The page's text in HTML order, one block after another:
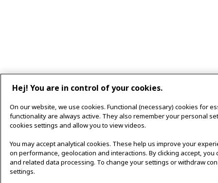
Hej! You are in control of your cookies.
On our website, we use cookies. Functional (necessary) cookies for
functionality are always active. They also remember your personal
cookies settings and allow you to view videos.
You may accept analytical cookies. These help us improve your
on performance, geolocation and interactions. By clicking accept, you
and related data processing. To change your settings or withdraw
settings.